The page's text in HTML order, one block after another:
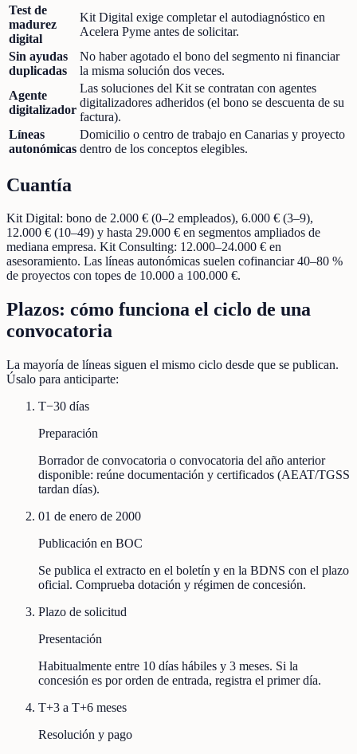
Test de
madurez
digital
Kit Digital exige completar el autodiagnóstico en
Acelera Pyme antes de solicitar.
Sin ayudas
duplicadas
No haber agotado el bono del segmento ni financiar
la misma solución dos veces.
Agente
digitalizador
Las soluciones del Kit se contratan con agentes
digitalizadores adheridos (el bono se descuenta de su
factura).
Líneas
autonómicas
Domicilio o centro de trabajo en Canarias y proyecto
dentro de los conceptos elegibles.
Cuantía
Kit Digital: bono de 2.000 € (0–2 empleados), 6.000 € (3–9),
12.000 € (10–49) y hasta 29.000 € en segmentos ampliados de
mediana empresa. Kit Consulting: 12.000–24.000 € en
asesoramiento. Las líneas autonómicas suelen cofinanciar 40–80 %
de proyectos con topes de 10.000 a 100.000 €.
Plazos: cómo funciona el ciclo de una
convocatoria
La mayoría de líneas siguen el mismo ciclo desde que se publican.
Úsalo para anticiparte:
T−30 días
Preparación
Borrador de convocatoria o convocatoria del año anterior
disponible: reúne documentación y certificados (AEAT/TGSS
tardan días).
01 de enero de 2000
Publicación en BOC
Se publica el extracto en el boletín y en la BDNS con el plazo
oficial. Comprueba dotación y régimen de concesión.
Plazo de solicitud
Presentación
Habitualmente entre 10 días hábiles y 3 meses. Si la
concesión es por orden de entrada, registra el primer día.
T+3 a T+6 meses
Resolución y pago